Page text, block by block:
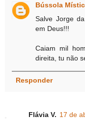
Bússola
Salve Jorge
em Deus!!!
Caiam mil
direita, tu não
Responder
Flávia V. 17 de